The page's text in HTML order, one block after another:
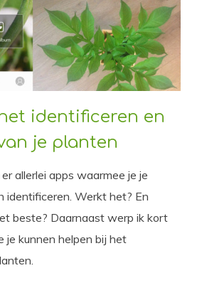
identificeren en
je planten
allerlei apps waarmee je je
identificeren. Werkt het? En
beste? Daarnaast werp ik kort
je kunnen helpen bij het